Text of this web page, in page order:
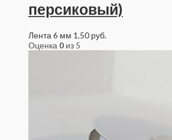
персиковый)
Лента 6 мм 1.50 руб.
Оценка 0 из 5